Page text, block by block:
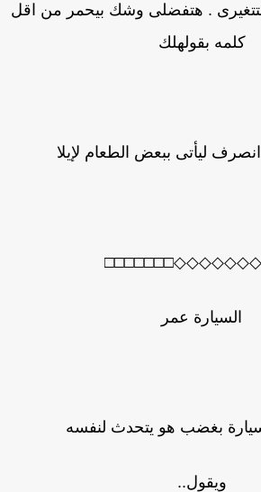
هتتغيرى . هتفضلى وشك بيحمر من اقل
كلمه بقولهلك
ليأتى ببعض الطعام لإيلا
السيارة عمر
بغضب هو يتحدث لنفسه
ويقول..